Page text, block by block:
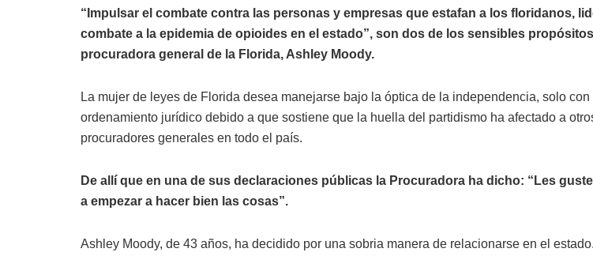
“Impulsar el combate contra las personas y empresas que estafan a los floridanos,
combate a la epidemia de opioides en el estado”, son dos de los sensibles
procuradora general de la Florida, Ashley Moody.
La mujer de leyes de Florida desea manejarse bajo la óptica de la independencia, solo con
ordenamiento jurídico debido a que sostiene que la huella del partidismo ha afectado a
procuradores generales en todo el país.
De allí que en una de sus declaraciones públicas la Procuradora ha dicho: “Les
a empezar a hacer bien las cosas”.
Ashley Moody, de 43 años, ha decidido por una sobria manera de relacionarse en el